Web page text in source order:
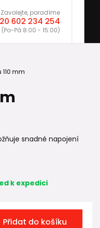
Zavolejte, poradíme
602 234 254
(Po-Pá 8:00 - 15:00)
mm
snadné napojení
k expedici
Přidat do košíku